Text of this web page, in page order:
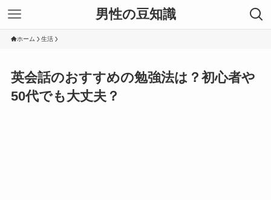
男性の豆知識
ホーム 生活
英会話のおすすめの勉強法は？初心者や
50代でも大丈夫？